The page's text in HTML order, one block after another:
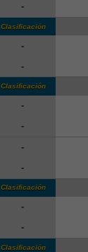
-
Clasificación
-
-
Clasificación
-
-
-
-
Clasificación
-
-
Clasificación